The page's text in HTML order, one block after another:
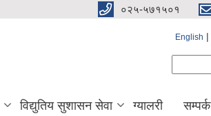
०२५-५७१५०१
English
विद्युतिय सुशासन सेवा ग्यालरी सम्पर्क